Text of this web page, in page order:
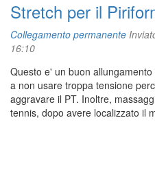
Stretch per il
Collegamento permanente
16:10
Questo e' un buon
a non usare troppa tensione
aggravare il PT. Inoltre,
tennis, dopo avere localizzato il